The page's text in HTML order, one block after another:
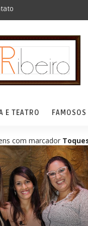
E TEATRO FAMOSOS
com marcador